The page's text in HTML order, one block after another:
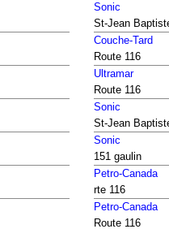
Sonic
St-Jean
Couche-Tard
Route 116
Ultramar
Route 116
Sonic
St-Jean
Sonic
151 gaulin
Petro-Canada
rte 116
Petro-Canada
Route 116